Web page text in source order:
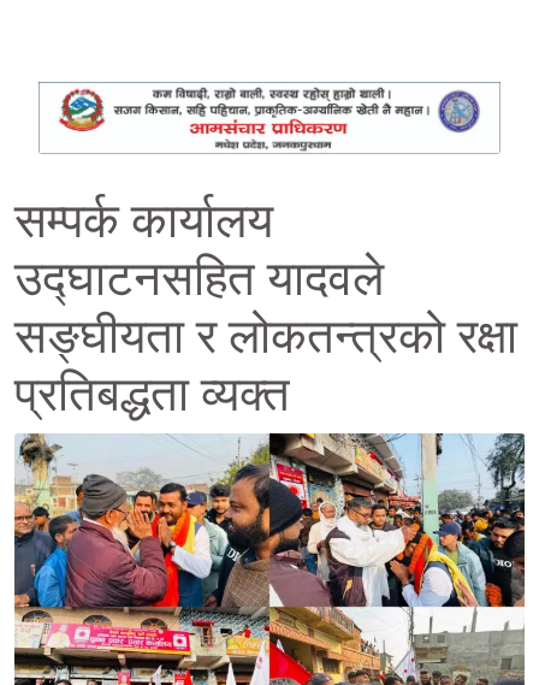
सम्पर्क कार्यालय
उद्घाटनसहित यादवले
सङ्घीयता र लोकतन्त्रको रक्षा
प्रतिबद्धता व्यक्त